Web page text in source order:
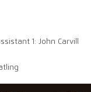
1: John Carvill